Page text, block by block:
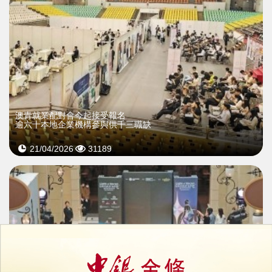
澳青就業配對會今起接受報名
逾六十本地企業機構參與供千三職缺
21/04/2026 31189
>